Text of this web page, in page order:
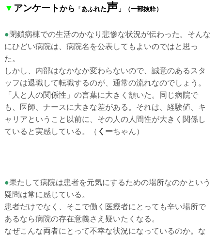
▼ アンケートから 「あふれた声 」 （一部抜粋）
●閉鎖病棟での生活のかなり悲惨な状況が伝わった。そんな
にひどい病院は、病院名を公表してもよいのではと思っ
た。
しかし、内部はなかなか変わらないので、誠意のあるスタ
ッフは退職して転職するのが、通常の流れなのでしょう。
「人と人の関係性」の言葉に大きく頷いた。同じ病院で
も、医師、ナースに大きな差がある。それは、経験値、キ
ャリアということ以前に、その人の人間性が大きく関係し
ていると実感している。
（ くーちゃん）
●果たして病院は患者を元気にするための場所なのかという
疑問は常に感じている。
患者だけでなく、そこで働く医療者にとっても辛い場所で
あるなら病院の存在意義さえ疑いたくなる。
なぜこんな両者にとって不幸な状況になっているのか。な